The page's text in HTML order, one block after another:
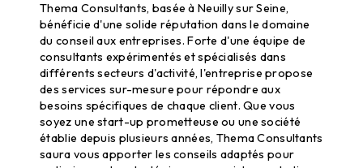
Thema Consultants, basée à Neuilly sur Seine,
bénéficie d'une solide réputation dans le domaine
du conseil aux entreprises. Forte d'une équipe de
consultants expérimentés et spécialisés dans
différents secteurs d'activité, l'entreprise propose
des services sur-mesure pour répondre aux
besoins spécifiques de chaque client. Que vous
soyez une start-up prometteuse ou une société
établie depuis plusieurs années, Thema Consultants
saura vous apporter les conseils adaptés pour